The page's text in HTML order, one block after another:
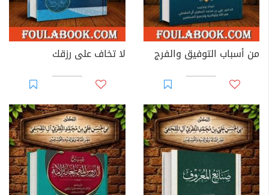
من أسباب التوفيق والفرج لا تخاف على رزقك